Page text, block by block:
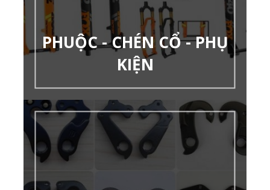
PHUỘC - CHÉN CỔ - PHỤ
KIỆN